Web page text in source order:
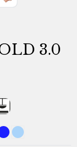
3.0